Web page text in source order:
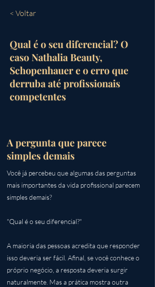
< Voltar
Qual é o seu diferencial? O
caso Nathalia Beauty,
Schopenhauer e o erro que
derruba até profissionais
competentes
A pergunta que parece
simples demais
Você já percebeu que algumas das perguntas
mais importantes da vida profissional parecem
simples demais?
"Qual é o seu diferencial?"
A maioria das pessoas acredita que responder
isso deveria ser fácil. Afinal, se você conhece o
próprio negócio, a resposta deveria surgir
naturalmente. Mas a prática mostra outra